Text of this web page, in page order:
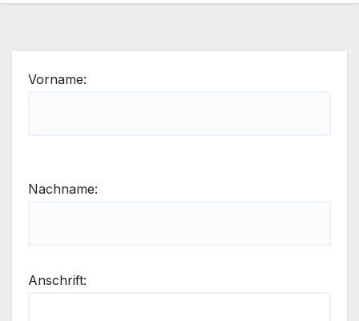
Vorname:
Nachname:
Anschrift: